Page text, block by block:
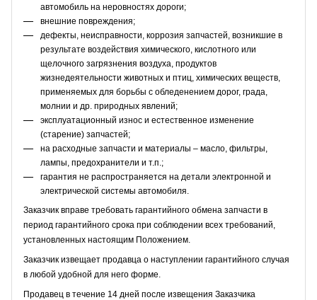
автомобиль на неровностях дороги;
внешние повреждения;
дефекты, неисправности, коррозия запчастей, возникшие в
результате воздействия химического, кислотного или
щелочного загрязнения воздуха, продуктов
жизнедеятельности животных и птиц, химических веществ,
применяемых для борьбы с обледенением дорог, града,
молнии и др. природных явлений;
эксплуатационный износ и естественное изменение
(старение) запчастей;
на расходные запчасти и материалы – масло, фильтры,
лампы, предохранители и т.п.;
гарантия не распространяется на детали электронной и
электрической системы автомобиля.
Заказчик вправе требовать гарантийного обмена запчасти в
период гарантийного срока при соблюдении всех требований,
установленных настоящим Положением.
Заказчик извещает продавца о наступлении гарантийного случая
в любой удобной для него форме.
Продавец в течение 14 дней после извещения Заказчика